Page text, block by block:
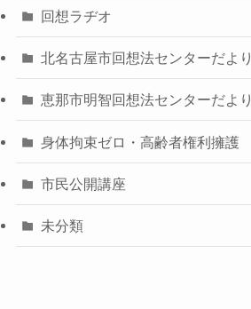
回想ラヂオ
北名古屋市回想法センターだより
恵那市明智回想法センターだより
身体拘束ゼロ・高齢者権利擁護
市民公開講座
未分類